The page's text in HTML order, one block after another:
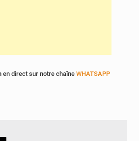
en direct sur notre chaîne WHATSAPP